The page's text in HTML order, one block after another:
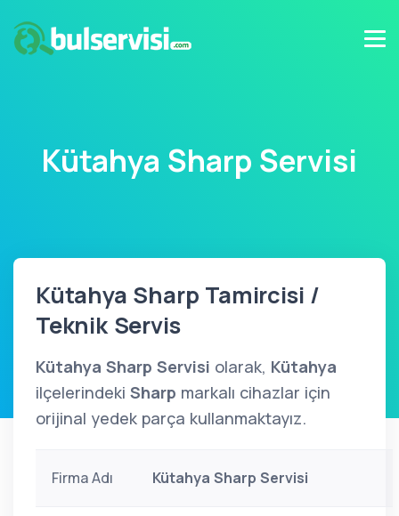
Kütahya Sharp Servisi
Kütahya Sharp Tamircisi /
Teknik Servis
Kütahya Sharp Servisi olarak, Kütahya
ilçelerindeki Sharp markalı cihazlar için
orijinal yedek parça kullanmaktayız.
Firma Adı Kütahya Sharp Servisi